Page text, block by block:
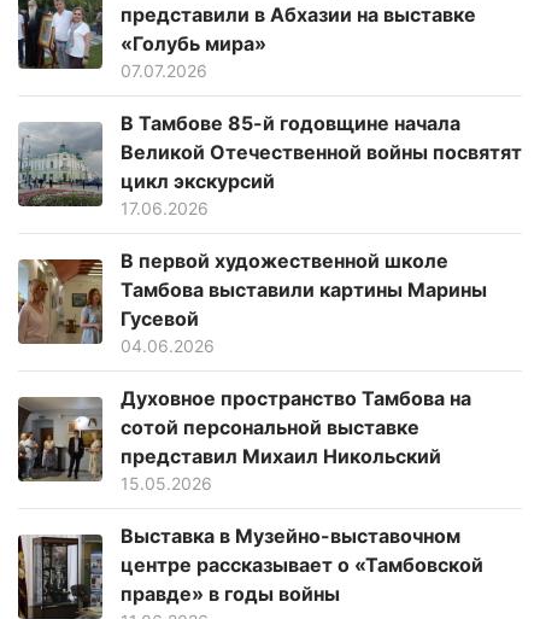
представили в Абхазии на выставке
«Голубь мира»
07.07.2026
В Тамбове 85-й годовщине начала
Великой Отечественной войны посвятят
цикл экскурсий
17.06.2026
В первой художественной школе
Тамбова выставили картины Марины
Гусевой
04.06.2026
Духовное пространство Тамбова на
сотой персональной выставке
представил Михаил Никольский
15.05.2026
Выставка в Музейно-выставочном
центре рассказывает о «Тамбовской
правде» в годы войны